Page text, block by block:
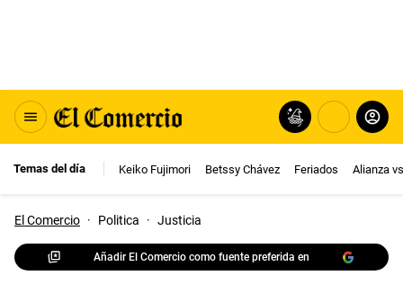
Temas del día Keiko Fujimori Betssy Chávez Feriados Alianza
El Comercio · Politica · Justicia
Añadir El Comercio como fuente preferida en